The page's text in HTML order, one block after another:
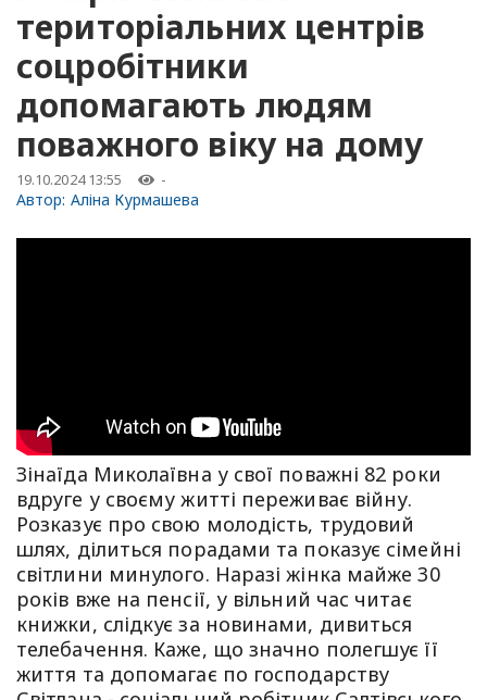
територіальних центрів
соцробітники
допомагають людям
поважного віку на дому
19.10.2024 13:55 -
Автор: Аліна Курмашева
Зінаїда Миколаївна у свої поважні 82 роки
вдруге у своєму житті переживає війну.
Розказує про свою молодість, трудовий
шлях, ділиться порадами та показує сімейні
світлини минулого. Наразі жінка майже 30
років вже на пенсії, у вільний час читає
книжки, слідкує за новинами, дивиться
телебачення. Каже, що значно полегшує її
життя та допомагає по господарству